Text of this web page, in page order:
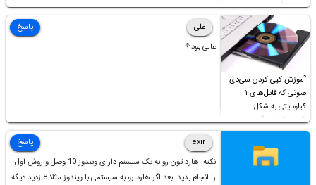
چیست؟
آموزش کپی کردن سی‌دی
صوتی که فایل‌های ۱
کیلوبایتی به شکل
شورت‌کات در آن موجود
است!
علی
عالی بود⚘
پاسخ
exir
نکته: هارد تون رو به یک سیستم دارای ویندوز 10 وصل و روش اول
را انجام بدید. بعد اگر هارد رو به سیستمی با ویندوز مثلا 8 زدید دیگه
پاسخ